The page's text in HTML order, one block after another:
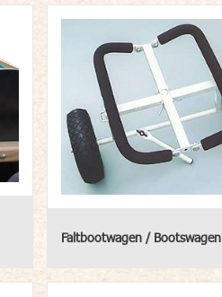
Faltbootwagen / Bootswagen